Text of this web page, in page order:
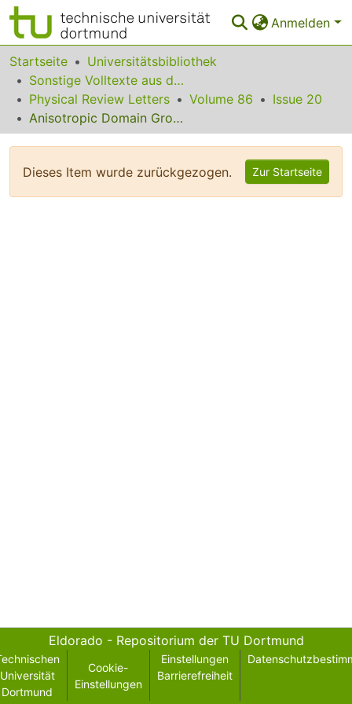
Anmelden
Bereiche & Sammlungen
Das gesamte Repositorium
Statistiken
Startseite
Universitätsbibliothek
Sonstige Volltexte aus dem Bibliotheksangebot
Physical Review Letters
Volume 86
Issue 20
Anisotropic Domain Growth of the Axial Next-Nearest-Neighbor Ising Model at Low Temperatures
Dieses Item wurde zurückgezogen. Zur Startseite
Eldorado - Repositorium der TU Dortmund
Universität
Dortmund
Cookie-
Einstellungen
Einstellungen
Barrierefreiheit